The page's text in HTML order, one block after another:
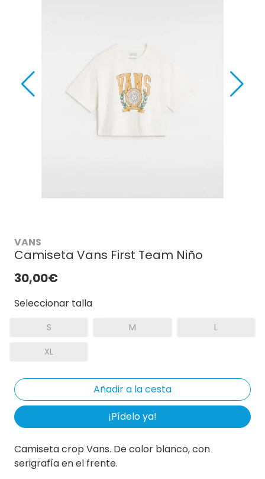
VANS
Camiseta Vans First Team Niño
30,00€
Seleccionar talla
S M L
XL
¡Pídelo ya!
Camiseta crop Vans. De color blanco, con
serigrafía en el frente.